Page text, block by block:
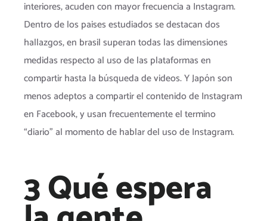
interiores, acuden con mayor frecuencia a Instagram.
Dentro de los paises estudiados se destacan dos
hallazgos, en brasil superan todas las dimensiones
medidas respecto al uso de las plataformas en
compartir hasta la búsqueda de videos. Y Japón son
menos adeptos a compartir el contenido de Instagram
en Facebook, y usan frecuentemente el termino
“diario” al momento de hablar del uso de Instagram.
3 Qué espera